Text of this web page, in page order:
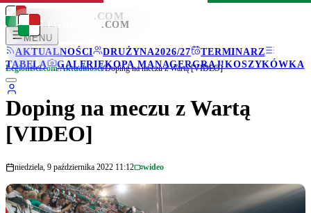
LEGIONISCI .COM
MENU
AKTUALNOŚCI
DRUŻYNA2026/27
TERMINARZ
TABELA
GALERIEKOPA MANAGERGRAJ!KOSZYKÓWKA
LEGIONISCI .COM
Legionisci.com/Aktualności/Doping na meczu z Wartą [VIDEO]
Doping na meczu z Wartą
[VIDEO]
niedziela, 9 października 2022 11:12 wideo